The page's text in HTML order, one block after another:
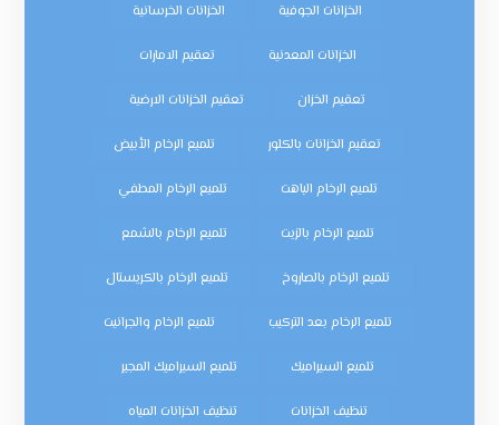
الخزانات الجوفية الخزانات الخرسانية
الخزانات المعدنية تعقيم الامارات
تعقيم الخزان تعقيم الخزانات الارضية
تعقيم الخزانات بالكلور تلميع الرخام الأبيض
تلميع الرخام الباهت تلميع الرخام المطفي
تلميع الرخام بالزيت تلميع الرخام بالشمع
تلميع الرخام بالصاروخ تلميع الرخام بالكريستال
تلميع الرخام بعد التركيب تلميع الرخام والجرانيت
تلميع السيراميك تلميع السيراميك المجير
تنظيف الخزانات تنظيف الخزانات المياه